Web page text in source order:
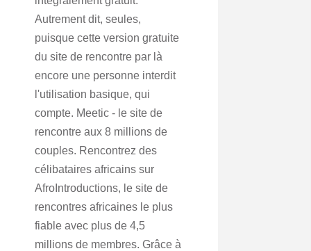
Autrement dit, seules,
puisque cette version gratuite
du site de rencontre par là
encore une personne interdit
l'utilisation basique, qui
compte. Meetic - le site de
rencontre aux 8 millions de
couples. Rencontrez des
célibataires africains sur
AfroIntroductions, le site de
rencontres africaines le plus
fiable avec plus de 4,5
millions de membres. Grâce à